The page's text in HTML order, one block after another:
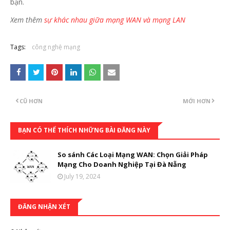
Xem thêm sự khác nhau giữa mạng WAN và mạng LAN
Tags: công nghệ mạng
MỚI HƠN
CŨ HƠN
BẠN CÓ THỂ THÍCH NHỮNG BÀI ĐĂNG NÀY
So sánh Các Loại Mạng WAN: Chọn Giải Pháp
Mạng Cho Doanh Nghiệp Tại Đà Nẵng
July 19, 2024
ĐĂNG NHẬN XÉT